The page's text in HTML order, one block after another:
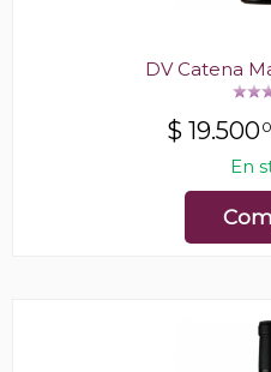
DV Catena
$ 19.500
En